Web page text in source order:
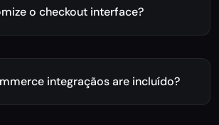
o checkout interface?
integraçãos are incluído?